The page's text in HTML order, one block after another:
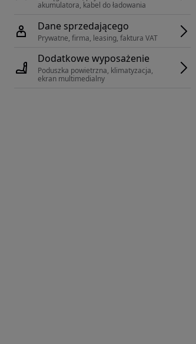
akumulatora, kabel do ładowania
Dane sprzedającego
Prywatne, firma, leasing, faktura VAT
Dodatkowe wyposażenie
Poduszka powietrzna, klimatyzacja,
ekran multimedialny